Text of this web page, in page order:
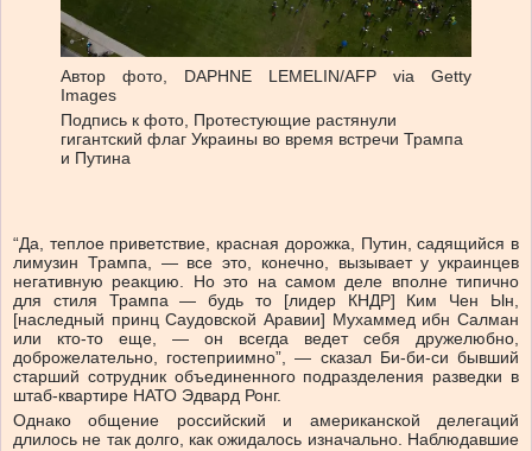
Автор фото, DAPHNE LEMELIN/AFP via Getty
Images
Подпись к фото, Протестующие растянули
гигантский флаг Украины во время встречи Трампа
и Путина
“Да, теплое приветствие, красная дорожка, Путин, садящийся в
лимузин Трампа, — все это, конечно, вызывает у украинцев
негативную реакцию. Но это на самом деле вполне типично
для стиля Трампа — будь то [лидер КНДР] Ким Чен Ын,
[наследный принц Саудовской Аравии] Мухаммед ибн Салман
или кто-то еще, — он всегда ведет себя дружелюбно,
доброжелательно, гостеприимно”, — сказал Би-би-си бывший
старший сотрудник объединенного подразделения разведки в
штаб-квартире НАТО Эдвард Ронг.
Однако общение российский и американской делегаций
длилось не так долго, как ожидалось изначально. Наблюдавшие